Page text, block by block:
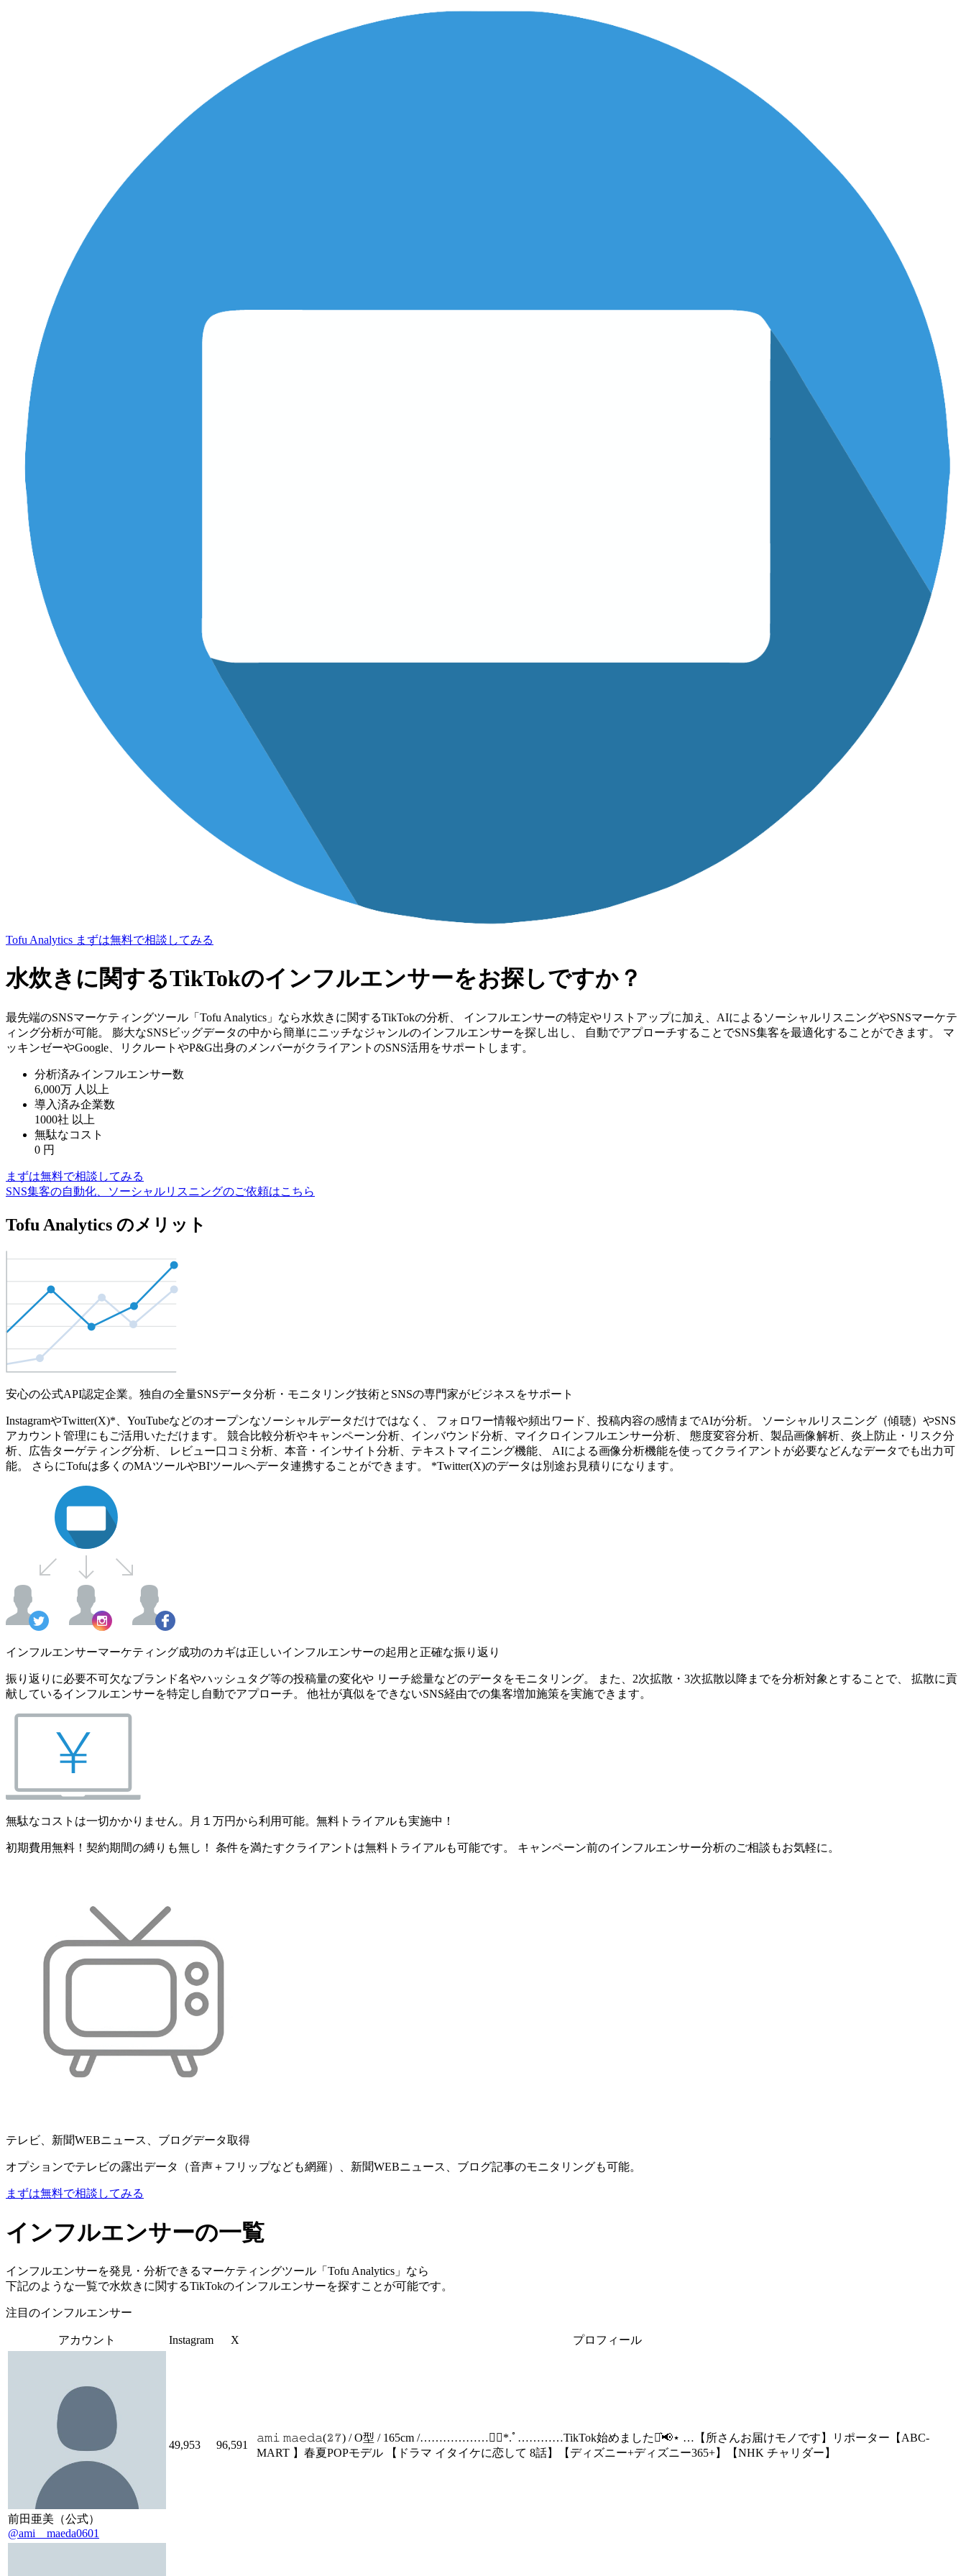
Tofu Analytics まずは無料で相談してみる
水炊きに関するTikTokのインフルエンサーをお探しですか？
最先端のSNSマーケティングツール「Tofu Analytics」なら水炊きに関するTikTokの分析、 インフルエンサーの特定やリストアップに加え、AIによるソーシャルリスニングやSNSマーケテ
ィング分析が可能。 膨大なSNSビッグデータの中から簡単にニッチなジャンルのインフルエンサーを探し出し、 自動でアプローチすることでSNS集客を最適化することができます。 マ
ッキンゼーやGoogle、リクルートやP&G出身のメンバーがクライアントのSNS活用をサポートします。
分析済みインフルエンサー数
6,000万 人以上
導入済み企業数
1000社 以上
無駄なコスト
0 円
まずは無料で相談してみる
SNS集客の自動化、ソーシャルリスニングのご依頼はこちら
Tofu Analytics のメリット
安心の公式API認定企業。独自の全量SNSデータ分析・モニタリング技術とSNSの専門家がビジネスをサポート
InstagramやTwitter(X)*、YouTubeなどのオープンなソーシャルデータだけではなく、 フォロワー情報や頻出ワード、投稿内容の感情までAIが分析。 ソーシャルリスニング（傾聴）やSNS
アカウント管理にもご活用いただけます。 競合比較分析やキャンペーン分析、インバウンド分析、マイクロインフルエンサー分析、 態度変容分析、製品画像解析、炎上防止・リスク分
析、広告ターゲティング分析、 レビュー口コミ分析、本音・インサイト分析、テキストマイニング機能、 AIによる画像分析機能を使ってクライアントが必要などんなデータでも出力可
能。 さらにTofuは多くのMAツールやBIツールへデータ連携することができます。 *Twitter(X)のデータは別途お見積りになります。
インフルエンサーマーケティング成功のカギは正しいインフルエンサーの起用と正確な振り返り
振り返りに必要不可欠なブランド名やハッシュタグ等の投稿量の変化や リーチ総量などのデータをモニタリング。 また、2次拡散・3次拡散以降までを分析対象とすることで、 拡散に貢
献しているインフルエンサーを特定し自動でアプローチ。 他社が真似をできないSNS経由での集客増加施策を実施できます。
無駄なコストは一切かかりません。月１万円から利用可能。無料トライアルも実施中！
初期費用無料！契約期間の縛りも無し！ 条件を満たすクライアントは無料トライアルも可能です。 キャンペーン前のインフルエンサー分析のご相談もお気軽に。
テレビ、新聞WEBニュース、ブログデータ取得
オプションでテレビの露出データ（音声＋フリップなども網羅）、新聞WEBニュース、ブログ記事のモニタリングも可能。
まずは無料で相談してみる
インフルエンサーの一覧
インフルエンサーを発見・分析できるマーケティングツール「Tofu Analytics」なら
下記のような一覧で水炊きに関するTikTokのインフルエンサーを探すことが可能です。
注目のインフルエンサー
アカウント Instagram X プロフィール
前田亜美（公式）
@ami__maeda0601
49,953 96,591
𝚊𝚖𝚒 𝚖𝚊𝚎𝚍𝚊(𝟚𝟟) / O型 / 165cm /………………❁⃘*.ﾟ…………TikTok始めました⋆͛📢⋆ …【所さんお届けモノです】リポーター【ABC-
MART 】春夏POPモデル 【ドラマ イタイケに恋して 8話】【ディズニー+ディズニー365+】【NHK チャリダー】